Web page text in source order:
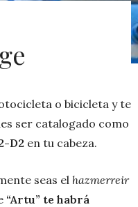
o bicicleta y te
ser catalogado como
D2 en tu cabeza.
seas el hazmerreir
“Artu” te habrá